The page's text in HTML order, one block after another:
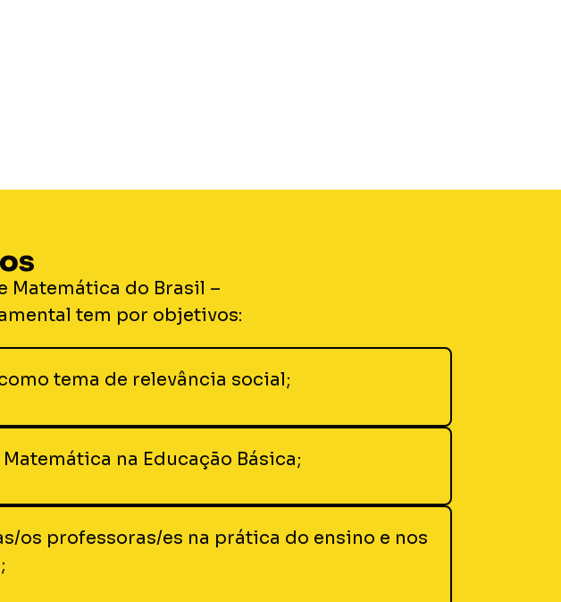
Matemática do Brasil –
tem por objetivos:
tema de relevância social;
na Educação Básica;
os professoras/es na prática do ensino e nos